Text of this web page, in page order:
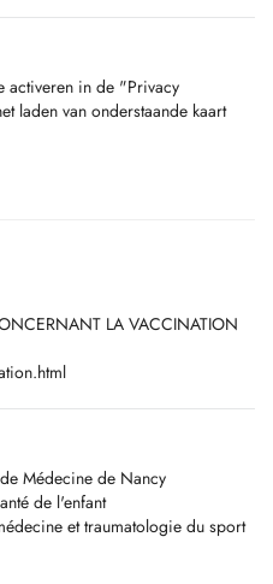
activeren in de "Privacy
laden van onderstaande kaart
LA VACCINATION
Médecine de Nancy
de l'enfant
et traumatologie du sport